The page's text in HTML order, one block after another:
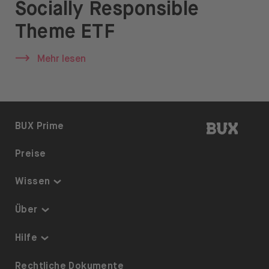
News & Insights
Prime
Sicherheit & Schutz
Über uns
Socially Responsible
Theme ETF
Mehr lesen
BUX |
BUX Prime
Preise
Wissen
Thematisch investieren
Über
Sicherheit & Schutz
Hilfe
Barrierefreiheit
Rechtliche Dokumente